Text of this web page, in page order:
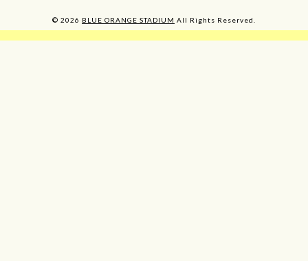
© 2026 BLUE ORANGE STADIUM All Rights Reserved.